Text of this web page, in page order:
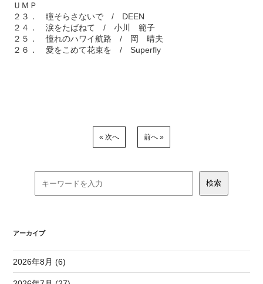
ＵＭＰ
２３． 瞳そらさないで / DEEN
２４． 涙をたばねて / 小川 範子
２５． 憧れのハワイ航路 / 岡 晴夫
２６． 愛をこめて花束を / Superfly
« 次へ 前へ »
アーカイブ
2026年8月 (6)